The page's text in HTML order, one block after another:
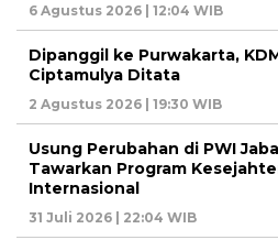
6 Agustus 2026 | 12:04 WIB
Dipanggil ke Purwakarta,
Ciptamulya Ditata
2 Agustus 2026 | 19:30 WIB
Usung Perubahan di PWI
Tawarkan Program
Internasional
31 Juli 2026 | 22:04 WIB